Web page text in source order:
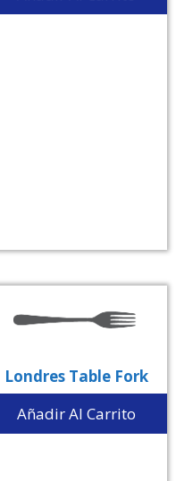
Londres Table Fork
Añadir Al Carrito